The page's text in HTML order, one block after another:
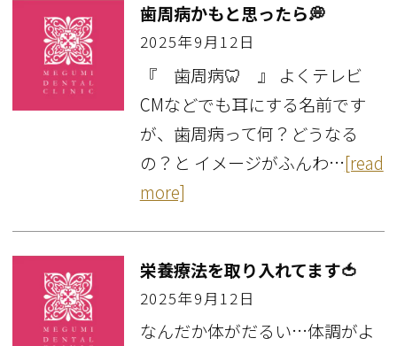
歯周病かもと思ったら💭
2025年9月12日
『 歯周病🦷 』 よくテレビ
CMなどでも耳にする名前です
が、歯周病って何？どうなる
の？と イメージがふんわ…[read
more]
栄養療法を取り入れてます🍅
2025年9月12日
なんだか体がだるい…体調がよ